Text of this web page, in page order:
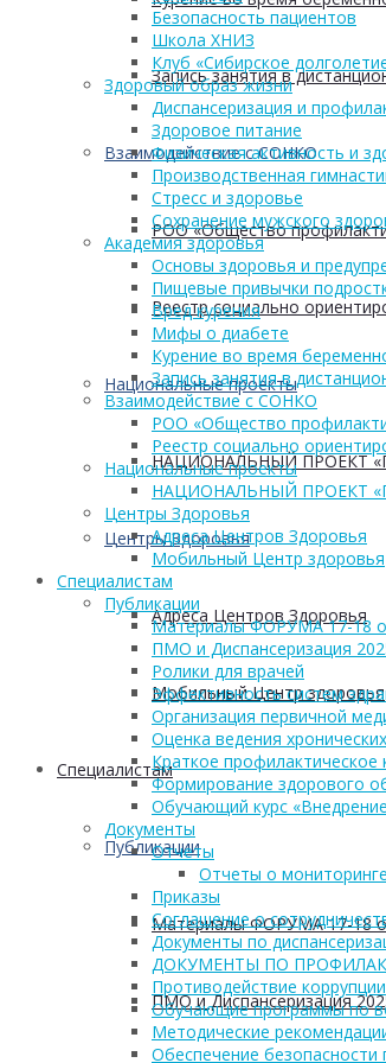
Запись занятия в
Взаимодействие с СОНКО
РОО «Общество
Реестр социально
Национальные проекты
НАЦИОНАЛЬНЫЙ ПРОЕКТ
Центры Здоровья
Адреса Центров Здоровья
Мобильный Центр здоровья
Cпециалистам
Публикации
Материалы ФОРУМА 17-18
ПМО и Диспансеризация
Безопасность пациентов
Школа ХНИЗ
Клуб «Сибирское
Здоровый образ жизни
Диспансеризация и
Здоровое питание
Физическая активность и
Производственная
Стресс и здоровье
Сохранение мужского
Академия здоровья
Основы здоровья и
Пищевые привычки
Вред курения
Мифы о диабете
Курение во время
Запись занятия в
Взаимодействие с СОНКО
РОО «Общество
Реестр социально
Национальные проекты
НАЦИОНАЛЬНЫЙ ПРОЕКТ
Центры Здоровья
Адреса Центров Здоровья
Мобильный Центр здоровья
Cпециалистам
Публикации
Материалы ФОРУМА 17-18
ПМО и Диспансеризация
Ролики для врачей
Эффективность систем
Организация первичной
Оценка ведения
Краткое
Формирование здорового
Обучающий курс
Документы
Отчеты
Отчеты о мониторинге
Приказы
Соглашение о
Документы по
ДОКУМЕНТЫ ПО
Противодействие коррупции
Обучающие программы по
Методические
Обеспечение безопасности